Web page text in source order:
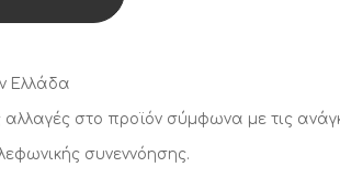
Ελλάδα
αλλαγές στο προϊόν σύμφωνα με τις
συνεννόησης.